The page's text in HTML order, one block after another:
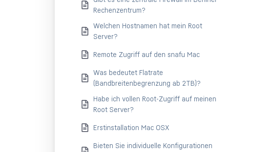
Rechenzentrum?
Welchen Hostnamen hat mein Root
Server?
Remote Zugriff auf den snafu Mac
Was bedeutet Flatrate
(Bandbreitenbegrenzung ab 2TB)?
Habe ich vollen Root-Zugriff auf meinen
Root Server?
Erstinstallation Mac OSX
Bieten Sie individuelle Konfigurationen